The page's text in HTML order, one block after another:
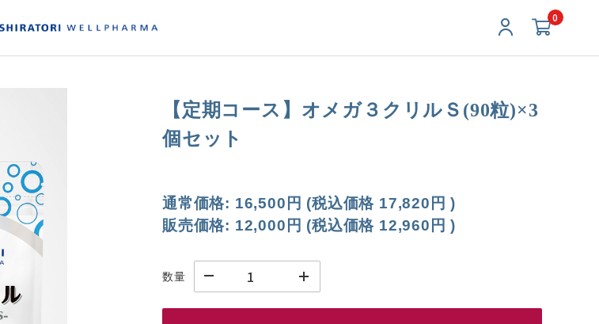
0
【定期コース】オメガ３クリルＳ(90粒)×3
個セット
通常価格: 16,500円 (税込価格 17,820円 )
販売価格: 12,000円 (税込価格 12,960円 )
数量